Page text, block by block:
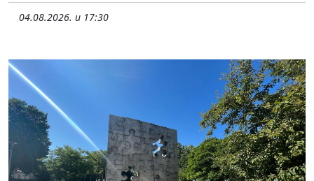
04.08.2026. u 17:30